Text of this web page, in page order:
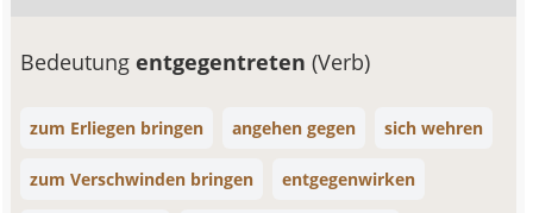
Bedeutungentgegentreten(Verb)
zum Erliegen bringen angehen gegen sich wehren
zum Verschwinden bringen entgegenwirken